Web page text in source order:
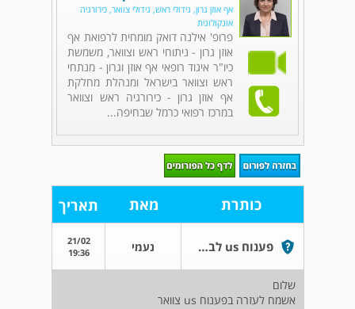
אף אוזן גרון, גידולי ראש, גידולי צוואר, כירורגיה
אונקולוגית
פרופ' אילנה דואק מומחית לרפואת אף
אוזן גרון - ניתוחי ראש וצוואר, משמשת
כיו"ר איגוד רופאי אף אוזן וגרון - מנתחי
ראש וצוואר בישראל ומנהלת מחלקת
אף אוזן גרון - כירורגיה ראש וצוואר
במרכז רפואי כרמל שבחיפה...
כותרת מאת תאריך
פענוח us לבת 1.7 נעמי
21/02
19:36
שלום
אשמח לעזרה בפענוח us צוואר